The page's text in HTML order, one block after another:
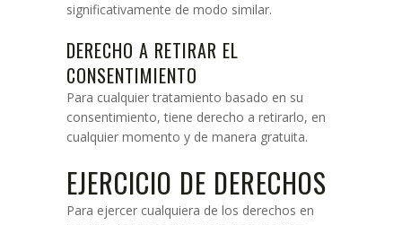
significativamente de modo similar.
DERECHO A RETIRAR EL
CONSENTIMIENTO
Para cualquier tratamiento basado en su
consentimiento, tiene derecho a retirarlo, en
cualquier momento y de manera gratuita.
EJERCICIO DE DERECHOS
Para ejercer cualquiera de los derechos en